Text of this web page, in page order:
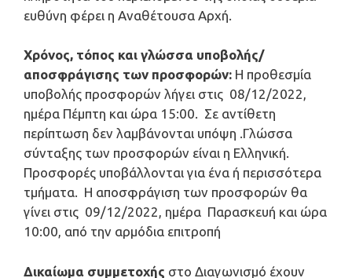
ευθύνη φέρει η Αναθέτουσα Αρχή.
Χρόνος, τόπος και γλώσσα υποβολής/
αποσφράγισης των προσφορών: Η προθεσμία
υποβολής προσφορών λήγει στις 08/12/2022,
ημέρα Πέμπτη και ώρα 15:00. Σε αντίθετη
περίπτωση δεν λαμβάνονται υπόψη .Γλώσσα
σύνταξης των προσφορών είναι η Ελληνική.
Προσφορές υποβάλλονται για ένα ή περισσότερα
τμήματα. Η αποσφράγιση των προσφορών θα
γίνει στις 09/12/2022, ημέρα Παρασκευή και ώρα
10:00, από την αρμόδια επιτροπή
Δικαίωμα συμμετοχής στο Διαγωνισμό έχουν